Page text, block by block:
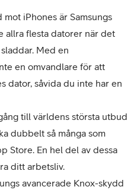
mot iPhones är Samsungs
allra flesta datorer när det
Med en
en omvandlare för att
dator, såvida du inte har en
till världens största utbud
dubbelt så många som
Store. En hel del av dessa
ditt arbetsliv.
avancerade Knox-skydd